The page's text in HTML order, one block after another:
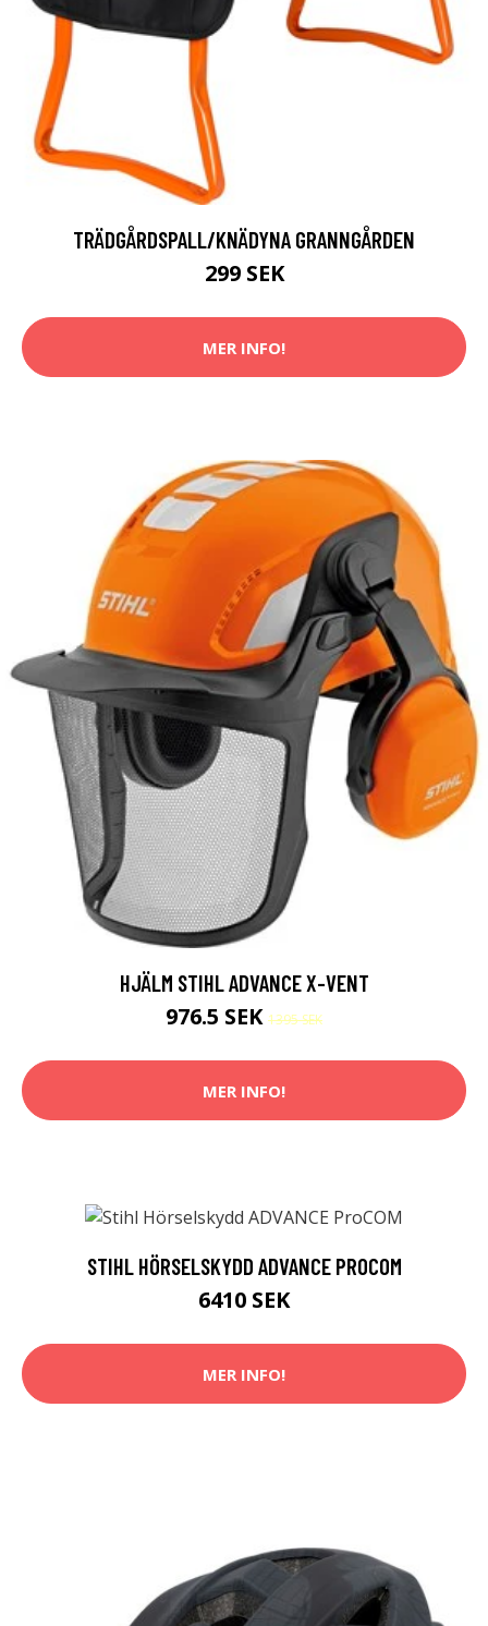
TRÄDGÅRDSPALL/KNÄDYNA GRANNGÅRDEN
299 SEK
MER INFO!
HJÄLM STIHL ADVANCE X-VENT
976.5 SEK 1395 SEK
MER INFO!
STIHL HÖRSELSKYDD ADVANCE PROCOM
6410 SEK
MER INFO!